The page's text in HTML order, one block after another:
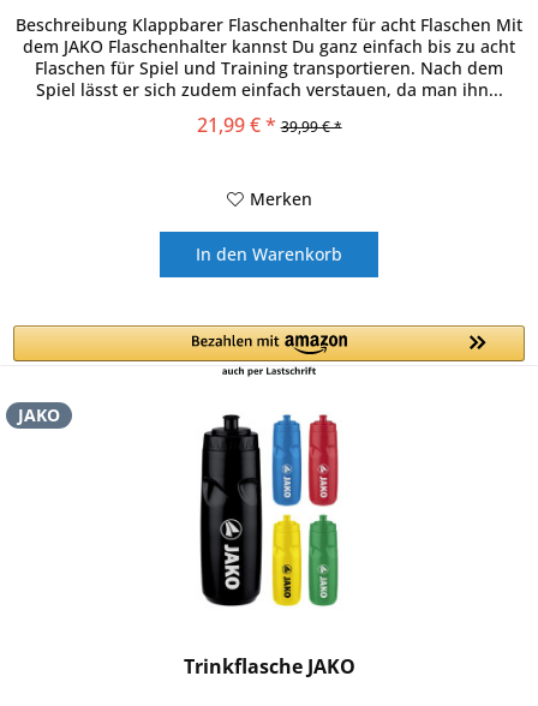
Beschreibung Klappbarer Flaschenhalter für acht Flaschen Mit
dem JAKO Flaschenhalter kannst Du ganz einfach bis zu acht
Flaschen für Spiel und Training transportieren. Nach dem
Spiel lässt er sich zudem einfach verstauen, da man ihn...
21,99 € * 39,99 € *
Merken
In den Warenkorb
JAKO
Trinkflasche JAKO